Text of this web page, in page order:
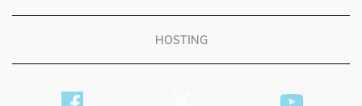
HOSTING